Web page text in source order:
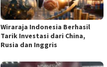
Wiraraja Indonesia Berhasil
Tarik Investasi dari China,
Rusia dan Inggris